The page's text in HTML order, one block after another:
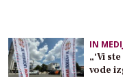
IN
„‘Vi
vode